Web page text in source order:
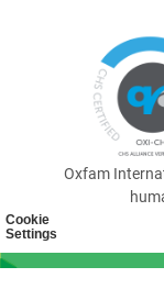
Cookie
Settings
Oxfam